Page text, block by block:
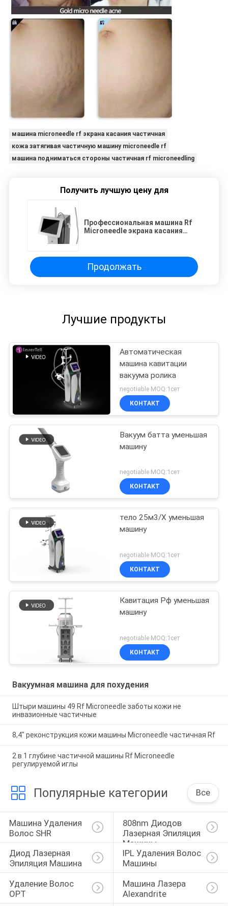
машина microneedle rf экрана касания частичная
кожа затягивая частичную машину microneedle rf
машина подниматься стороны частичная rf microneedling
Получить лучшую цену для
Профессиональная машина Rf
Microneedle экрана касания
подниматься
Продолжать
Лучшие продукты
Автоматическая
машина кавитации
вакуума ролика
negotiable MOQ:1сет
КОНТАКТ
Вакуум батта уменьшая
машину
negotiable MOQ:1сет
КОНТАКТ
тело 25м3/Х уменьшая
машину
negotiable MOQ:1сет
КОНТАКТ
Кавитация Рф уменьшая
машину
negotiable MOQ:1сет
КОНТАКТ
Вакуумная машина для похудения
Штыри машины 49 Rf Microneedle заботы кожи не
инвазионные частичные
8,4" реконструкция кожи машины Microneedle частичная Rf
2 в 1 глубине частичной машины Rf Microneedle
регулируемой иглы
Популярные категории Все
Машина Удаления
Волос SHR
808nm Диодов
Лазерная Эпиляция
Машины
Диод Лазерная
Эпиляция Машина
IPL Удаления Волос
Машины
Удаление Волос
OPT
Машина Лазера
Alexandrite